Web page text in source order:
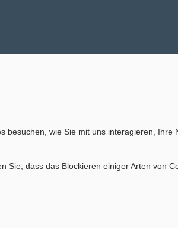
besuchen, wie Sie mit uns interagieren, Ihre
dass das Blockieren einiger Arten von